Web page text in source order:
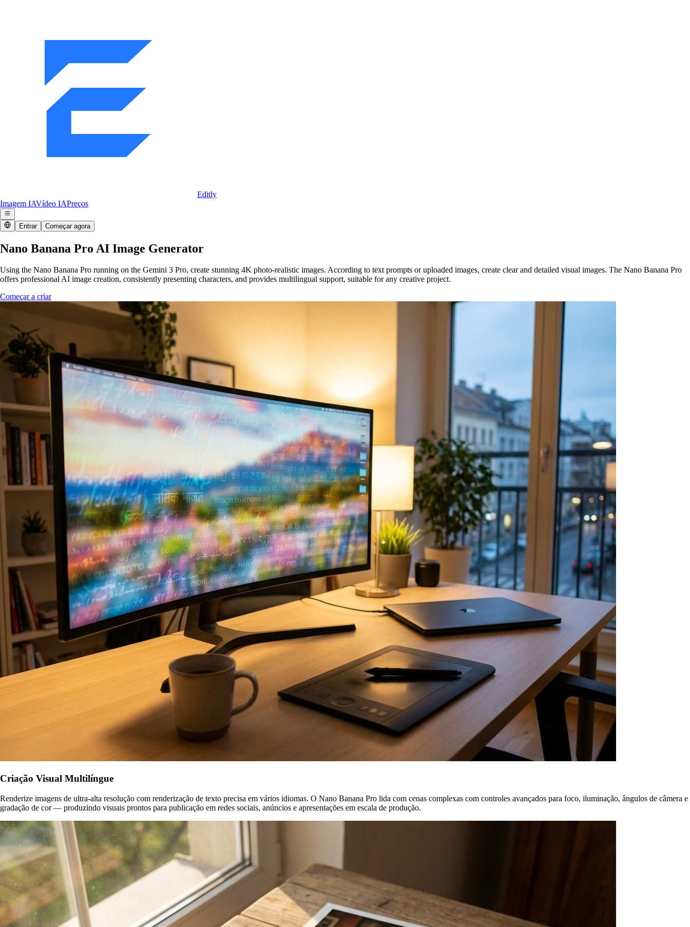
Editly
Imagem IAVídeo IAPreços
Entrar Começar agora
Nano Banana Pro AI Image Generator
Using the Nano Banana Pro running on the Gemini 3 Pro, create stunning 4K photo-realistic images. According to text prompts or uploaded images, create clear and detailed visual images. The Nano Banana Pro
offers professional AI image creation, consistently presenting characters, and provides multilingual support, suitable for any creative project.
Começar a criar
Criação Visual Multilíngue
Renderize imagens de ultra-alta resolução com renderização de texto precisa em vários idiomas. O Nano Banana Pro lida com cenas complexas com controles avançados para foco, iluminação, ângulos de câmera e
gradação de cor — produzindo visuais prontos para publicação em redes sociais, anúncios e apresentações em escala de produção.